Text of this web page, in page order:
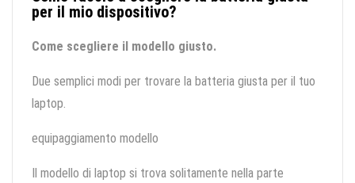
per il mio dispositivo?
Come scegliere il modello giusto.
Due semplici modi per trovare la batteria giusta per il tuo
laptop.
equipaggiamento modello
Il modello di laptop si trova solitamente nella parte